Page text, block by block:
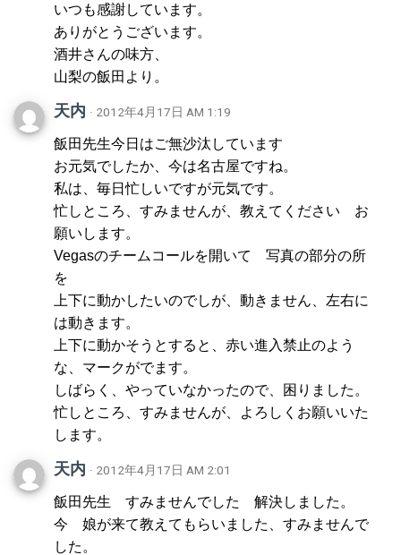
いつも感謝しています。
ありがとうございます。
酒井さんの味方、
山梨の飯田より。
天内 · 2012年4月17日 AM 1:19
飯田先生今日はご無沙汰しています
お元気でしたか、今は名古屋ですね。
私は、毎日忙しいですが元気です。
忙しところ、すみませんが、教えてください お
願いします。
Vegasのチームコールを開いて 写真の部分の所
を
上下に動かしたいのでしが、動きません、左右に
は動きます。
上下に動かそうとすると、赤い進入禁止のよう
な、マークがでます。
しばらく、やっていなかったので、困りました。
忙しところ、すみませんが、よろしくお願いいた
します。
天内 · 2012年4月17日 AM 2:01
飯田先生 すみませんでした 解決しました。
今 娘が来て教えてもらいました、すみませんで
した。